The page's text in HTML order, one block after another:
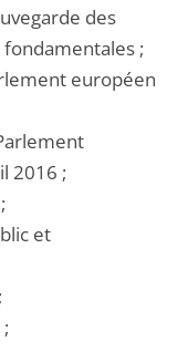
des
;
européen
2016 ;
et